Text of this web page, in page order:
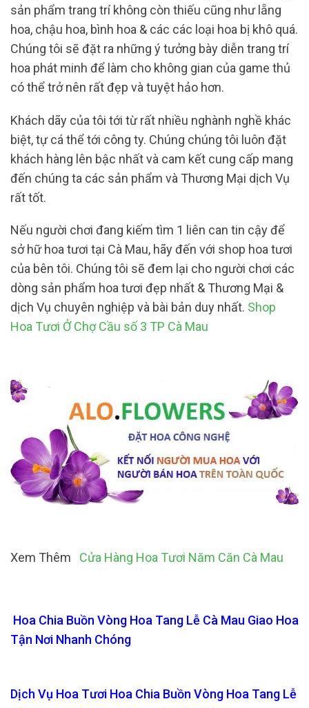
sản phẩm trang trí không còn thiếu cũng như lẵng
hoa, chậu hoa, bình hoa & các các loại hoa bị khô quá.
Chúng tôi sẽ đặt ra những ý tưởng bày diễn trang trí
hoa phát minh để làm cho không gian của game thủ
có thể trở nên rất đẹp và tuyệt hảo hơn.
Khách dãy của tôi tới từ rất nhiều nghành nghề khác
biệt, tự cá thể tới công ty. Chúng chúng tôi luôn đặt
khách hàng lên bậc nhất và cam kết cung cấp mang
đến chúng ta các sản phẩm và Thương Mại dịch Vụ
rất tốt.
Nếu người chơi đang kiếm tìm 1 liên can tin cậy để
sở hữ hoa tươi tại Cà Mau, hãy đến với shop hoa tươi
của bên tôi. Chúng tôi sẽ đem lại cho người chơi các
dòng sản phẩm hoa tươi đẹp nhất & Thương Mại &
dịch Vụ chuyên nghiệp và bài bản duy nhất. Shop
Hoa Tươi Ở Chợ Cầu số 3 TP Cà Mau
Xem Thêm Cửa Hàng Hoa Tươi Năm Căn Cà Mau
Hoa Chia Buồn Vòng Hoa Tang Lễ Cà Mau Giao Hoa
Tận Nơi Nhanh Chóng
Dịch Vụ Hoa Tươi Hoa Chia Buồn Vòng Hoa Tang Lễ